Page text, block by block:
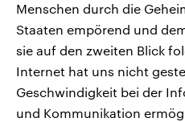
Menschen durch die
Staaten empörend und
sie auf den zweiten Blick
Internet hat uns nicht
Geschwindigkeit bei der
und Kommunikation